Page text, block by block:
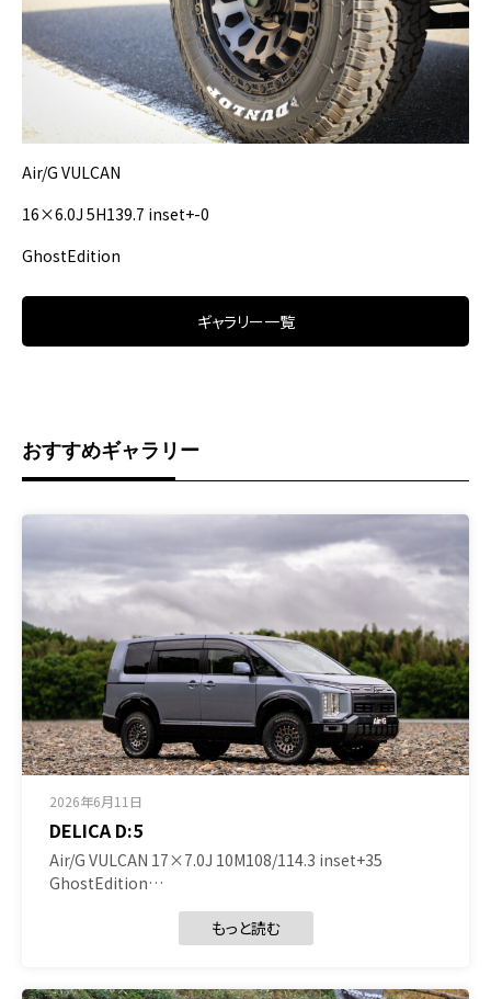
Air/G VULCAN
16×6.0J 5H139.7 inset+-0
GhostEdition
ギャラリー一覧
おすすめギャラリー
2026年6月11日
DELICA D:5
Air/G VULCAN 17×7.0J 10M108/114.3 inset+35
GhostEdition…
もっと読む